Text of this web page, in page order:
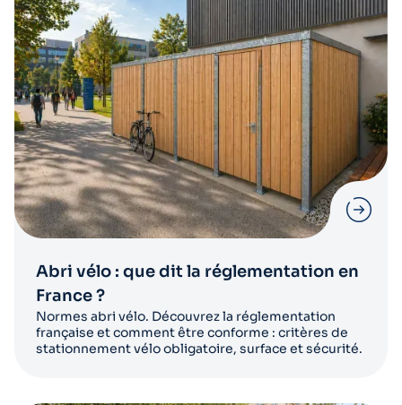
Abri vélo : que dit la réglementation en
France ?
Normes abri vélo. Découvrez la réglementation
française et comment être conforme : critères de
stationnement vélo obligatoire, surface et sécurité.